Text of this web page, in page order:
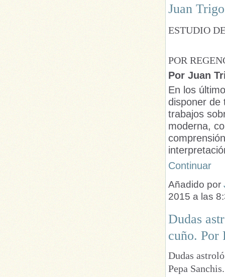
Juan Trigo
ESTUDIO
POR
Por Juan
En los
disponer de
trabajos
moderna,
Continuar
Añadido por
2015 a las
Dudas
cuño. Por
Dudas
Pepa Sanchis.